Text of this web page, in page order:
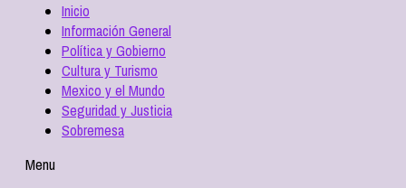
Inicio
Información General
Política y Gobierno
Cultura y Turismo
Mexico y el Mundo
Seguridad y Justicia
Sobremesa
Menu